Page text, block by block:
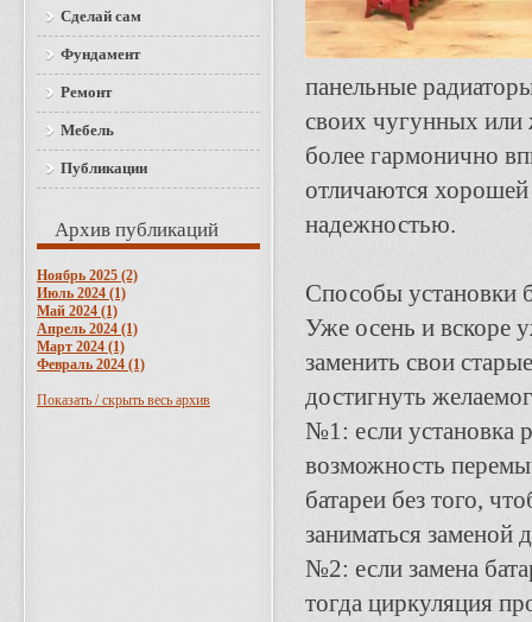
панельные
своих чугунных или
более гармонично
отличаются
надежностью.
Способы установки
Уже осень и вскоре
заменить свои
достигнуть
№1: если установка
возможность
батареи без того,
заниматься заменой
№2: если замена
тогда циркуляция
Сделай сам
Фундамент
Ремонт
Мебель
Публикации
Архив публикаций
Ноябрь 2025 (2)
Июль 2024 (1)
Май 2024 (1)
Апрель 2024 (1)
Март 2024 (1)
Февраль 2024 (1)
Показать / скрыть весь архив